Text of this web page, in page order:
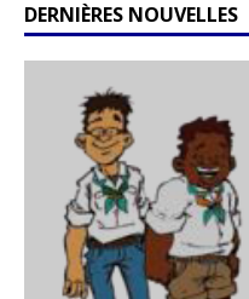
DERNIÈRES NOUVELLES